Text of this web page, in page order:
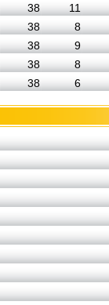
38
11
38
8
38
9
38
8
38 6